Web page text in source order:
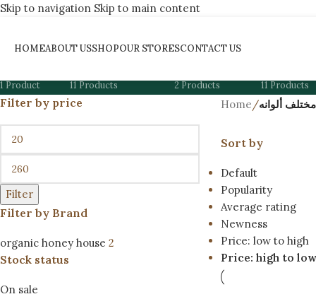
Skip to navigation Skip to main content
HOMEABOUT USSHOPOUR STORESCONTACT US
1 Product 11 Products 2 Products 11 Products
Filter by price
Filter
Filter by Brand
organic honey house 2
Stock status
On sale
Home /مختلف ألوانه
Sort by
Default
Popularity
Average rating
Newness
Price: low to high
Price: high to low